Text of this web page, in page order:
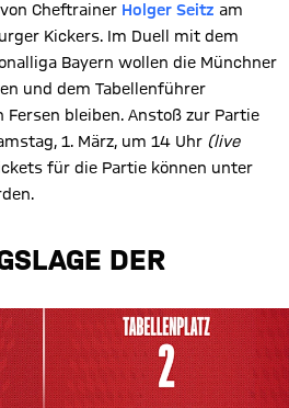
Cheftrainer Holger Seitz am
Kickers. Im Duell mit dem
Bayern wollen die Münchner
und dem Tabellenführer
bleiben. Anstoß zur Partie
1. März, um 14 Uhr (live
für die Partie können unter
DER